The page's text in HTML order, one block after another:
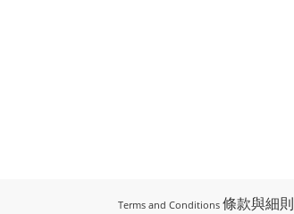
Terms and Conditions 條款與細則